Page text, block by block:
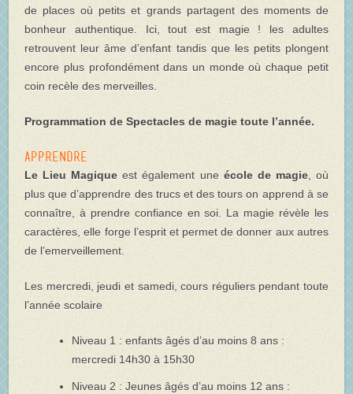
de places où petits et grands partagent des moments de
bonheur authentique. Ici, tout est magie ! les adultes
retrouvent leur âme d’enfant tandis que les petits plongent
encore plus profondément dans un monde où chaque petit
coin recèle des merveilles.
Programmation de Spectacles de magie toute l’année.
Apprendre
Le Lieu Magique est également une école de magie, où
plus que d’apprendre des trucs et des tours on apprend à se
connaître, à prendre confiance en soi. La magie révèle les
caractères, elle forge l’esprit et permet de donner aux autres
de l’emerveillement.
Les mercredi, jeudi et samedi, cours réguliers pendant toute
l’année scolaire
Niveau 1 : enfants âgés d’au moins 8 ans :
mercredi 14h30 à 15h30
Niveau 2 : Jeunes âgés d’au moins 12 ans :